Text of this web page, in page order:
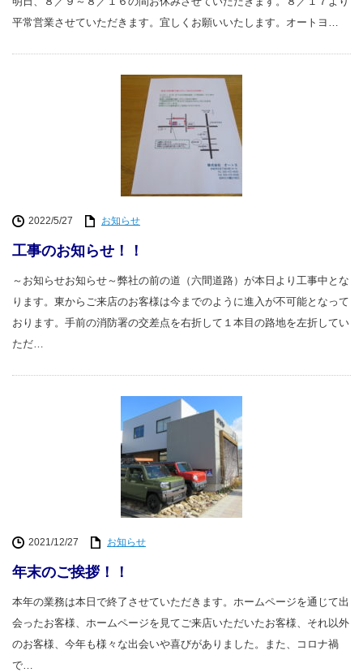
平常営業させていただきます。宜しくお願いいたします。オートヨ…
2022/5/27 お知らせ
工事のお知らせ！！
～お知らせお知らせ～弊社の前の道（六間道路）が本日より工事中とな
ります。東からご来店のお客様は今までのように進入が不可能となって
おります。手前の消防署の交差点を右折して１本目の路地を左折してい
ただ…
2021/12/27 お知らせ
年末のご挨拶！！
本年の業務は本日で終了させていただきます。ホームページを通じて出
会ったお客様、ホームページを見てご来店いただいたお客様、それ以外
のお客様、今年も様々な出会いや喜びがありました。また、コロナ禍
で…